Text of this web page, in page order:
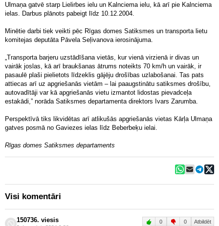
Ulmaņa gatvē starp Lielirbes ielu un Kalnciema ielu, kā arī pie Kalnciema
ielas. Darbus plānots pabeigt līdz 10.12.2004.
Minētie darbi tiek veikti pēc Rīgas domes Satiksmes un transporta lietu
komitejas deputāta Pāvela Seļivanova ierosinājuma.
„Transporta barjeru uzstādīšana vietās, kur vienā virzienā ir divas un
vairāk joslas, kā arī braukšanas ātrums noteikts 70 km/h un vairāk, ir
pasaulē plaši pielietots līdzeklis gājēju drošības uzlabošanai. Tas pats
attiecas arī uz apgriešanās vietām – lai paaugstinātu satiksmes drošību,
autovadītāji var kā apgriešanās vietu izmantot lidostas pievadceļa
estakādi,” norāda Satiksmes departamenta direktors Ivars Zarumba.
Perspektīvā tiks likvidētas arī atlikušās apgriešanās vietas Kārļa Ulmaņa
gatves posmā no Gaviezes ielas līdz Beberbeķu ielai.
Rīgas domes Satiksmes departaments
Visi komentāri
150736. viesis 0 0 Atbildēt